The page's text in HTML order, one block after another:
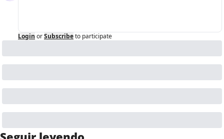
Login orSubscribeto participate